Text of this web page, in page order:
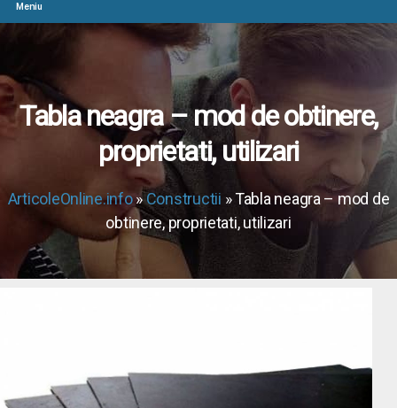
Meniu
Tabla neagra – mod de obtinere,
proprietati, utilizari
ArticoleOnline.info»Constructii » Tabla neagra – mod de
obtinere, proprietati, utilizari